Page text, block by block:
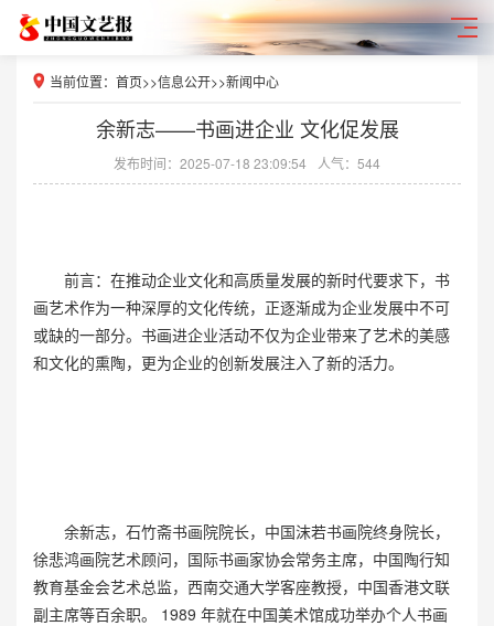
当前位置： 首页>>信息公开>>新闻中心
余新志——书画进企业 文化促发展
发布时间：2025-07-18 23:09:54 人气：544
前言：在推动企业文化和高质量发展的新时代要求下，书
画艺术作为一种深厚的文化传统，正逐渐成为企业发展中不可
或缺的一部分。书画进企业活动不仅为企业带来了艺术的美感
和文化的熏陶，更为企业的创新发展注入了新的活力。
余新志，石竹斋书画院院长，中国沫若书画院终身院长，
徐悲鸿画院艺术顾问，国际书画家协会常务主席，中国陶行知
教育基金会艺术总监，西南交通大学客座教授，中国香港文联
副主席等百余职。 1989 年就在中国美术馆成功举办个人书画